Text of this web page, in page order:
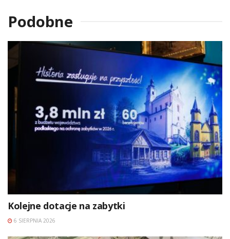
Podobne
Kolejne dotacje na zabytki
6 SIERPNIA 2026